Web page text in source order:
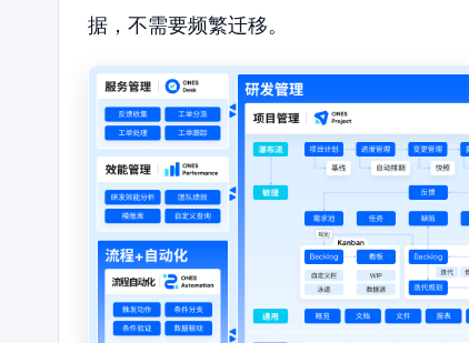
据，不需要频繁迁移。